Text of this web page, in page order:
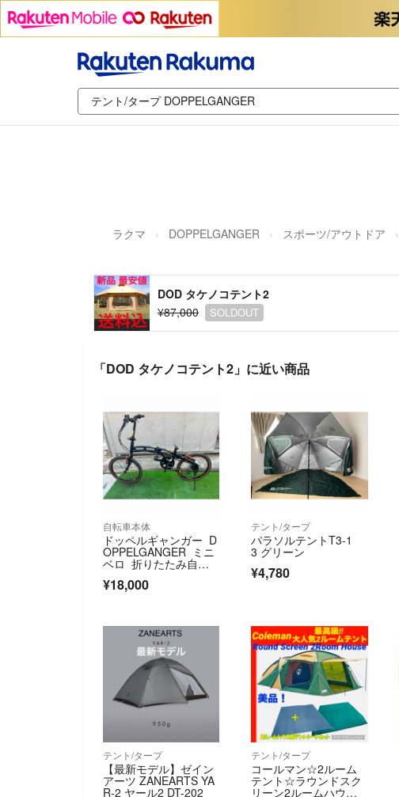
ラクマ DOPPELGANGER スポーツ/アウトドア
DOD タケノコテント2
¥87,000
SOLDOUT
「DOD タケノコテント2」に近い商品
自転車本体
ドッペルギャンガー D
OPPELGANGER ミニ
ベロ 折りたたみ自転
¥18,000
テント/タープ
パラソルテントT3-1
3 グリーン
¥4,780
テント/タープ
【最新モデル】ゼイン
アーツ ZANEARTS YA
R-2 ヤール2 DT-202
テント/タープ
コールマン☆2ルーム
テント☆ラウンドスク
リーン2ルームハウス